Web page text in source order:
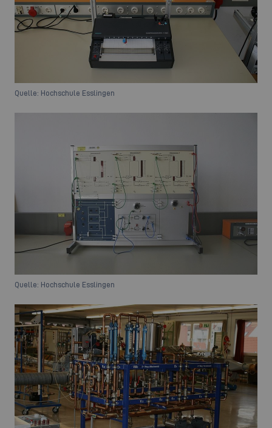
Quelle: Hochschule Esslingen
Quelle: Hochschule Esslingen